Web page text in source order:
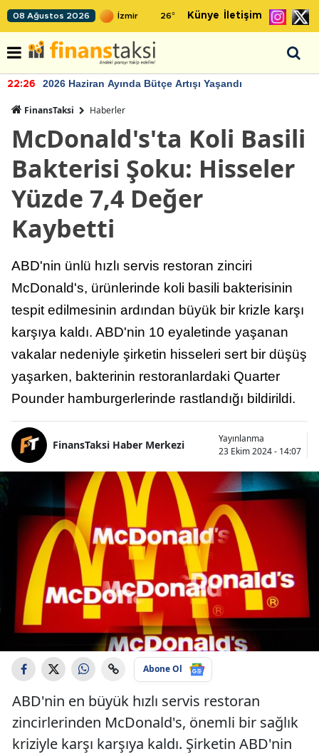
08 Ağustos 2026 26° Künye İletişim
22:26 2026 Haziran Ayında Bütçe Artışı Yaşandı
FinansTaksi Haberler
McDonald's'ta Koli Basili
Bakterisi Şoku: Hisseler
Yüzde 7,4 Değer
Kaybetti
ABD'nin ünlü hızlı servis restoran zinciri
McDonald's, ürünlerinde koli basili bakterisinin
tespit edilmesinin ardından büyük bir krizle karşı
karşıya kaldı. ABD'nin 10 eyaletinde yaşanan
vakalar nedeniyle şirketin hisseleri sert bir düşüş
yaşarken, bakterinin restoranlardaki Quarter
Pounder hamburgerlerinde rastlandığı bildirildi.
FinansTaksi Haber Merkezi
Yayınlanma
23 Ekim 2024 - 14:07
Abone Ol
ABD'nin en büyük hızlı servis restoran
zincirlerinden McDonald's, önemli bir sağlık
kriziyle karşı karşıya kaldı. Şirketin ABD'nin